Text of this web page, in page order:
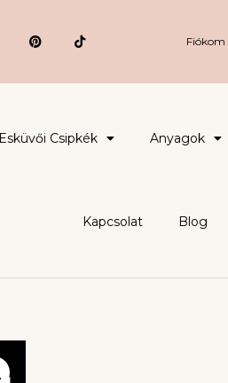
Fiókom
Esküvői Csipkék Anyagok
Kapcsolat Blog